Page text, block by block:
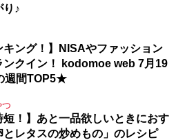
り♪
キング！】NISAやファッション
ンクイン！ kodomoe web 7月19
週間TOP5★
つ
短！】あと一品欲しいときにおす
とレタスの炒めもの」のレシピ